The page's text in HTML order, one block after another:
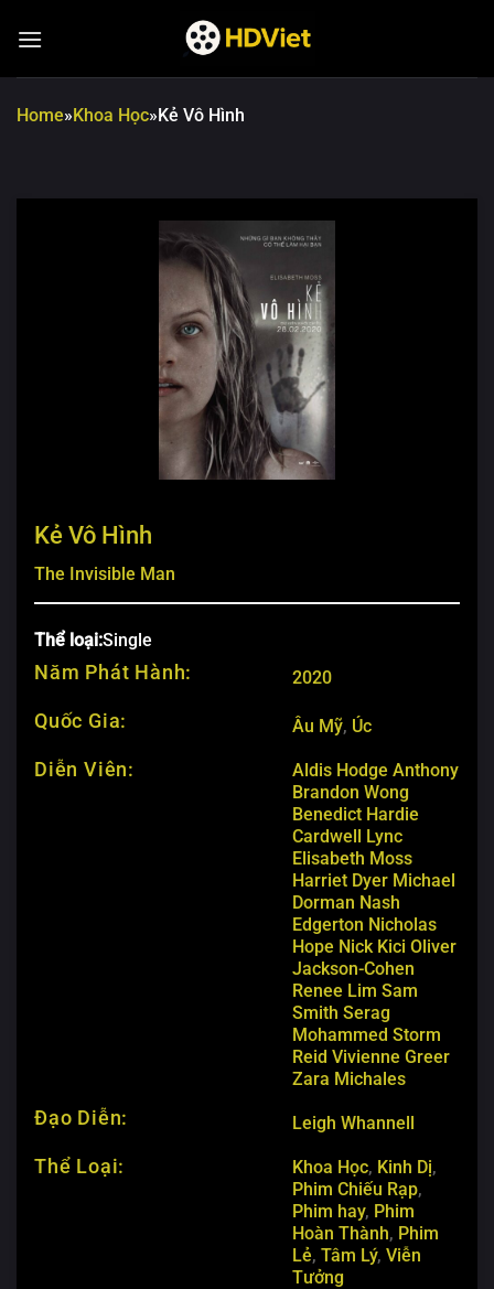
đến
Home»Khoa Học»Kẻ Vô Hình
Kẻ Vô Hình
The Invisible Man
Thể loại:Single
Năm Phát Hành: 2020
Quốc Gia: Âu Mỹ, Úc
Diễn Viên: Aldis Hodge Anthony
Brandon Wong
Benedict Hardie
Cardwell Lync
Elisabeth Moss
Harriet Dyer Michael
Dorman Nash
Edgerton Nicholas
Hope Nick Kici Oliver
Jackson-Cohen
Renee Lim Sam
Smith Serag
Mohammed Storm
Reid Vivienne Greer
Zara Michales
Đạo Diễn: Leigh Whannell
Thể Loại: Khoa Học, Kinh Dị,
Phim Chiếu Rạp,
Phim hay, Phim
Hoàn Thành, Phim
Lẻ, Tâm Lý, Viễn
Tưởng